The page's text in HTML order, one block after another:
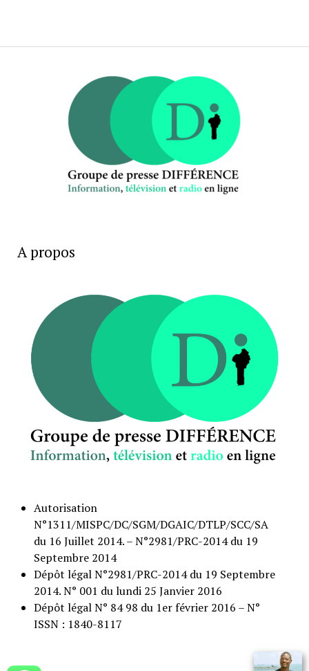
A propos
Autorisation
N°1311/MISPC/DC/SGM/DGAIC/DTLP/SCC/SA
du 16 Juillet 2014. – N°2981/PRC-2014 du 19
Septembre 2014
Dépôt légal N°2981/PRC-2014 du 19 Septembre
2014. N° 001 du lundi 25 Janvier 2016
Dépôt légal N° 84 98 du 1er février 2016 – N°
ISSN : 1840-8117